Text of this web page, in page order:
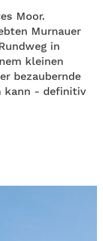
Moor.
Murnauer
in
kleinen
bezaubernde
kann - definitiv